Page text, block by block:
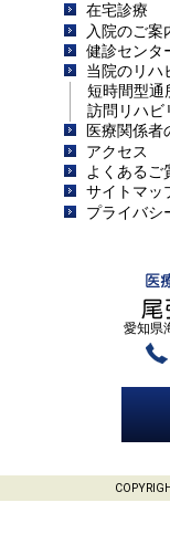
在宅診療
入院のご案
健診センタ
当院のリハ
短時間型通
訪問リハビ
医療関係者
アクセス
よくあるご
サイトマッ
プライバシ
愛知県